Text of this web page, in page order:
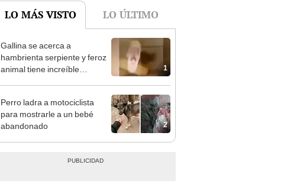
LO MÁS VISTO LO ÚLTIMO
1
Gallina se acerca a
hambrienta serpiente y feroz
animal tiene increíble
2
Perro ladra a motociclista
para mostrarle a un bebé
abandonado